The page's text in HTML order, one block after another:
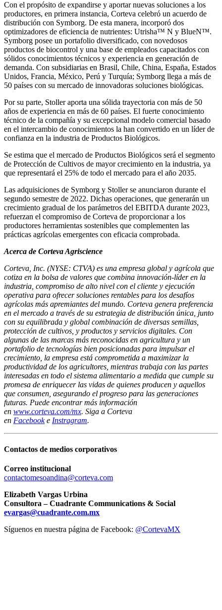
Con el propósito de expandirse y aportar nuevas soluciones a los
productores, en primera instancia, Corteva celebró un acuerdo de
distribución con Symborg. De esta manera, incorporó dos
optimizadores de eficiencia de nutrientes: Utrisha™ N y BlueN™.
Symborg posee un portafolio diversificado, con novedosos
productos de biocontrol y una base de empleados capacitados con
sólidos conocimientos técnicos y experiencia en generación de
demanda. Con subsidiarias en Brasil, Chile, China, España, Estados
Unidos, Francia, México, Perú y Turquía; Symborg llega a más de
50 países con su mercado de innovadoras soluciones biológicas.
Por su parte, Stoller aporta una sólida trayectoria con más de 50
años de experiencia en más de 60 países. El fuerte conocimiento
técnico de la compañía y su excepcional modelo comercial basado
en el intercambio de conocimientos la han convertido en un líder de
confianza en la industria de Productos Biológicos.
Se estima que el mercado de Productos Biológicos será el segmento
de Protección de Cultivos de mayor crecimiento en la industria, ya
que representará el 25% de todo el mercado para el año 2035.
Las adquisiciones de Symborg y Stollerse anunciaron durante el
segundo semestre de 2022. Dichas operaciones, que generarán un
crecimiento gradual de los parámetros del EBITDA durante 2023,
refuerzan el compromiso de Corteva de proporcionar a los
productores herramientas sostenibles que complementen las
prácticas agrícolas emergentes con eficacia comprobada.
Acerca de Corteva Agriscience
Corteva, Inc. (NYSE: CTVA) es una empresa global y agrícola que
cotiza en la bolsa de valores que combina innovación-líder en la
industria, compromiso de alto nivel con el cliente y ejecución
operativa para ofrecer soluciones rentables para los desafíos
agrícolas más apremiantes del mundo. Corteva genera preferencia
en el mercado a través de su estrategia de distribución única, junto
con su equilibrada y global combinación de diversas semillas,
protección de cultivos, y productos y servicios digitales. Con
algunas de las marcas más reconocidas en agricultura y un
portafolio de tecnologías bien posicionadas para impulsar el
crecimiento, la empresa está comprometida a maximizar la
productividad de los agricultores, mientras trabaja con las partes
interesadas en todo el sistema alimentario a medida que cumple su
promesa de enriquecer las vidas de quienes producen y aquellos
que consumen, asegurando el progreso para las generaciones
futuras. Puede encontrar más información
en www.corteva.com/mx. Siga a Corteva
en Facebooke Instragram.
Contactos de medios corporativos
Correo institucional
contactomesoandina@corteva.com
Elizabeth Vargas Urbina
Consultora – Cuadrante Communications & Social
evargas@cuadrante.com.mx
Síguenos en nuestra página de Facebook: @CortevaMX